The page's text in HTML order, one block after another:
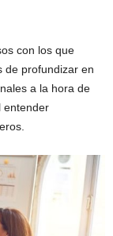
con los que
de profundizar en
a la hora de
entender